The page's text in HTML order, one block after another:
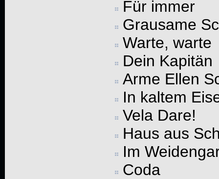
Für immer
Grausame
Warte, warte
Dein Kapitän
Arme Ellen
In kaltem
Vela Dare!
Haus aus
Im
Coda